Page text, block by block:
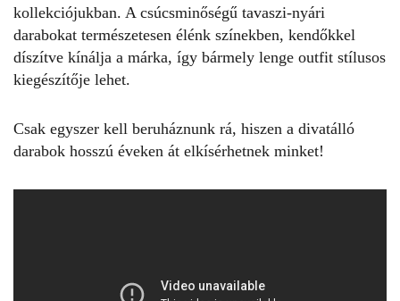
kollekciójukban. A csúcsminőségű tavaszi-nyári
darabokat természetesen élénk színekben, kendőkkel
díszítve kínálja a márka, így bármely lenge outfit stílusos
kiegészítője lehet.
Csak egyszer kell beruháznunk rá, hiszen a divatálló
darabok hosszú éveken át elkísérhetnek minket!